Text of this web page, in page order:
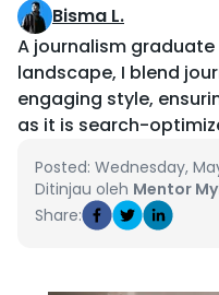
Keranjang Saya
Profil
Bisma L.
A journalism graduate
landscape, I blend
engaging style,
as it is search-
Posted: Wednesday,
Ditinjau oleh Mentor
Share: